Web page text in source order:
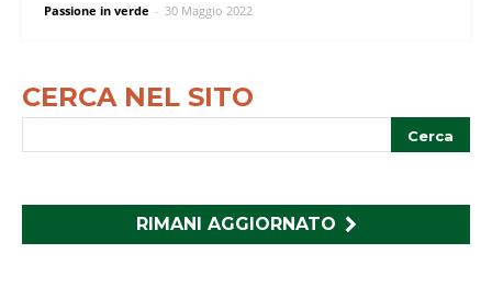
Passione in verde - 30 Maggio 2022
CERCA NEL SITO
RIMANI AGGIORNATO